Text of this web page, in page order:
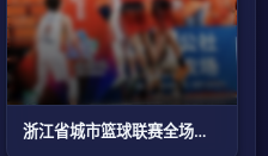
浙江省城市篮球联赛全场回放：临安VS钱塘